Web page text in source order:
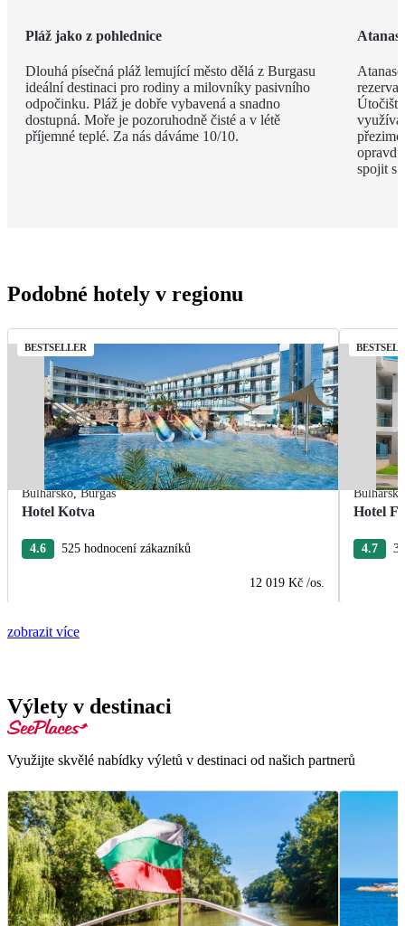
Pláž jako z pohlednice
Dlouhá písečná pláž lemující město dělá z Burgasu
ideální destinaci pro rodiny a milovníky pasivního
odpočinku. Pláž je dobře vybavená a snadno
dostupná. Moře je pozoruhodně čisté a v létě
příjemné teplé. Za nás dáváme 10/10.
spojit s
Podobné hotely v regionu
BESTSELLER
Bulharsko,Burgas
Hotel Kotva
4.6 525 hodnocení zákazníků
12 019 Kč /os.
Bulharsko
Hotel
4.7
zobrazit více
Výlety v destinaci
Využijte skvělé nabídky výletů v destinaci od našich partnerů